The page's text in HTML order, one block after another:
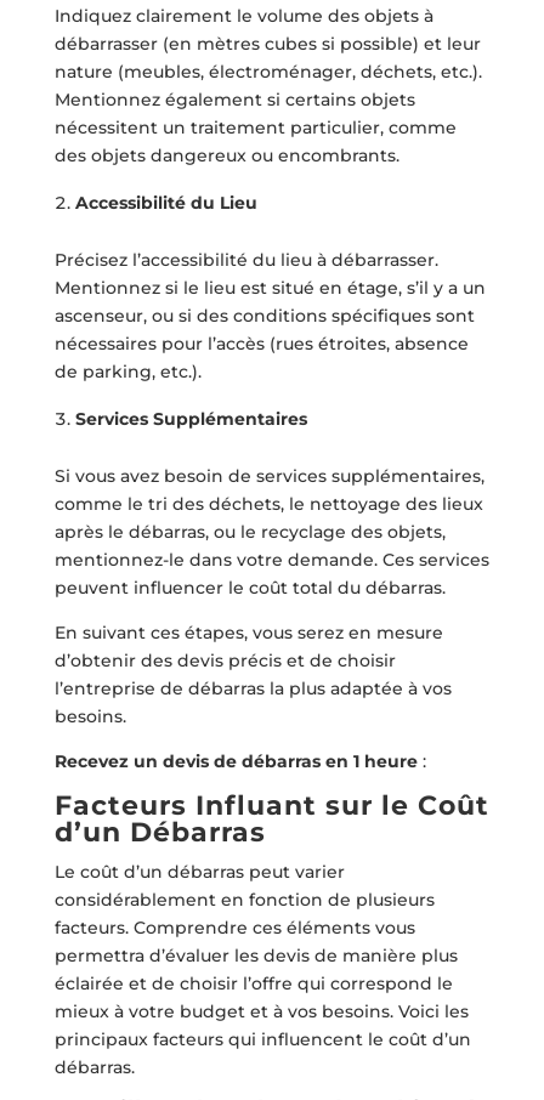
Indiquez clairement le volume des objets à
débarrasser (en mètres cubes si possible) et leur
nature (meubles, électroménager, déchets, etc.).
Mentionnez également si certains objets
nécessitent un traitement particulier, comme
des objets dangereux ou encombrants.
Accessibilité du Lieu
Précisez l’accessibilité du lieu à débarrasser.
Mentionnez si le lieu est situé en étage, s’il y a un
ascenseur, ou si des conditions spécifiques sont
nécessaires pour l’accès (rues étroites, absence
de parking, etc.).
Services Supplémentaires
Si vous avez besoin de services supplémentaires,
comme le tri des déchets, le nettoyage des lieux
après le débarras, ou le recyclage des objets,
mentionnez-le dans votre demande. Ces services
peuvent influencer le coût total du débarras.
En suivant ces étapes, vous serez en mesure
d’obtenir des devis précis et de choisir
l’entreprise de débarras la plus adaptée à vos
besoins.
Recevez un devis de débarras en 1 heure:
Facteurs Influant sur le Coût
d’un Débarras
Le coût d’un débarras peut varier
considérablement en fonction de plusieurs
facteurs. Comprendre ces éléments vous
permettra d’évaluer les devis de manière plus
éclairée et de choisir l’offre qui correspond le
mieux à votre budget et à vos besoins. Voici les
principaux facteurs qui influencent le coût d’un
débarras.